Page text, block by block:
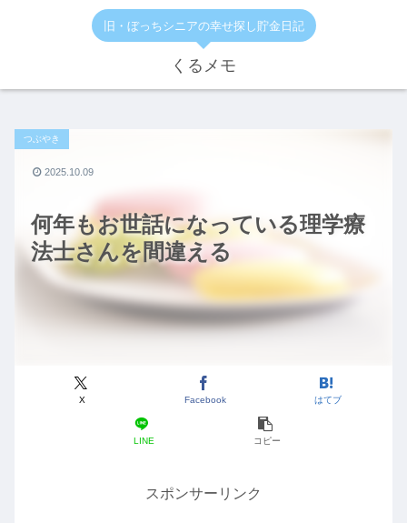
旧・ぼっちシニアの幸せ探し貯金日記
くるメモ
何年もお世話になっている理学療
法士さんを間違える
つぶやき
X Facebook はてブ
LINE コピー
2025.10.09
スポンサーリンク